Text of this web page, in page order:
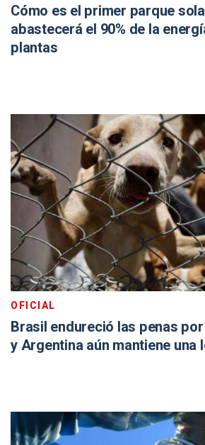
Cómo es el primer parque
abastecerá el 90% de la
plantas
OFICIAL
Brasil endureció las penas
y Argentina aún mantiene una